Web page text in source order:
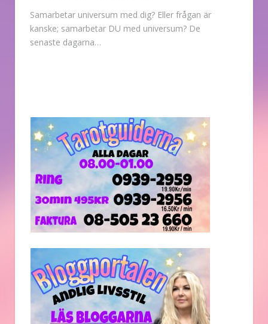
Samarbetar universum med dig? Eller frågan är
kanske; samarbetar DU med universum? De
senaste dagarna…